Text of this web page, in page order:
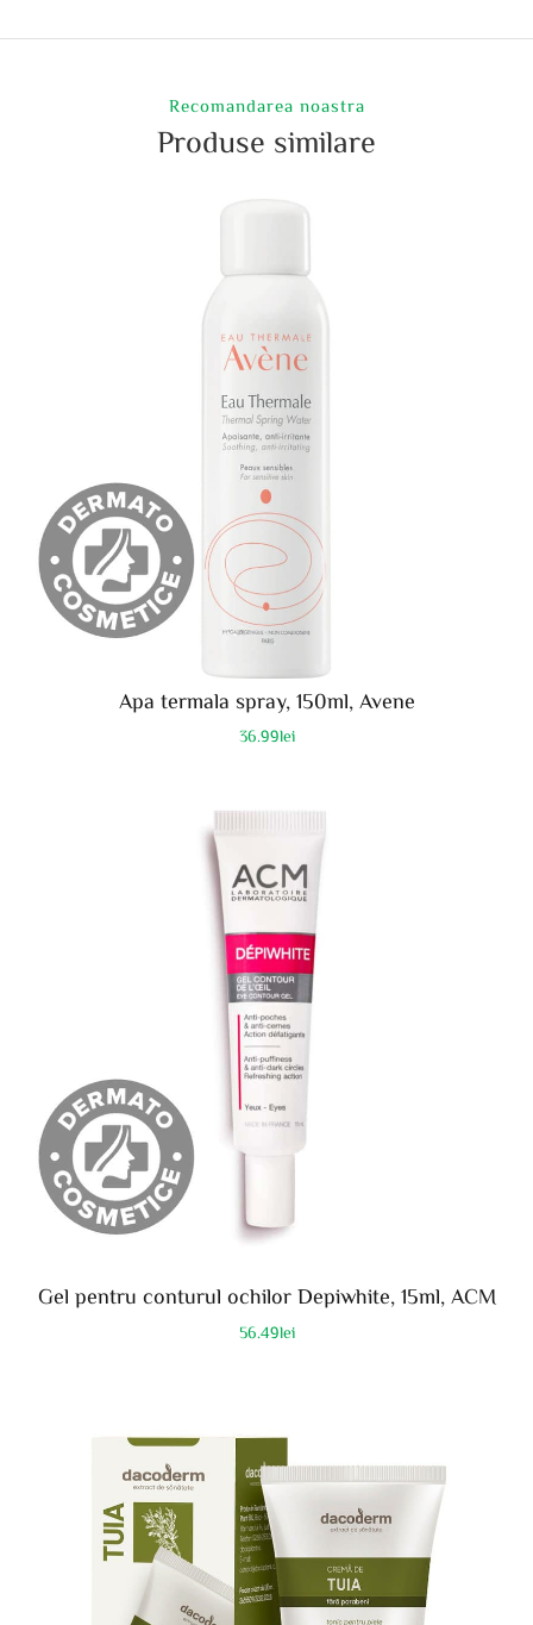
Recomandarea noastra
Produse similare
Apa termala spray, 150ml, Avene
36.99lei
Gel pentru conturul ochilor Depiwhite, 15ml, ACM
56.49lei